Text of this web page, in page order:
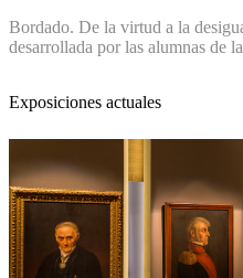
Bordado. De la virtud a la
desarrollada por las alumnas de
Exposiciones actuales